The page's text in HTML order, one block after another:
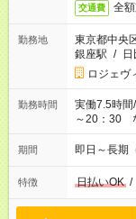
交通費 全
勤務地
東京都中央
銀座駅 /
ロジェヴ
勤務時間
実働7.5時
～20：30
期間 即日～長期
特徴 日払いOK /